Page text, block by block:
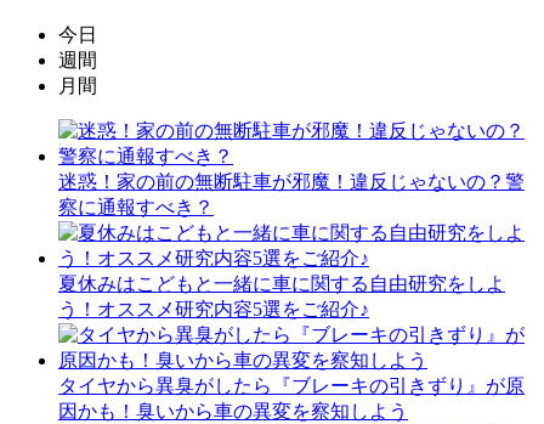
今日
週間
月間
迷惑！家の前の無断駐車が邪魔！違反じゃないの？警
察に通報すべき？
夏休みはこどもと一緒に車に関する自由研究をしよ
う！オススメ研究内容5選をご紹介♪
タイヤから異臭がしたら『ブレーキの引きずり』が原
因かも！臭いから車の異変を察知しよう